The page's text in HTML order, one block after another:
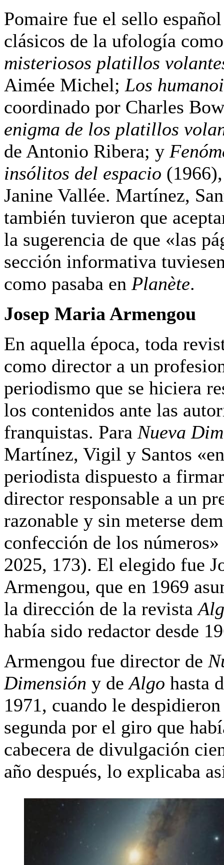
Pomaire fue el sello
clásicos de la ufología
misteriosos platillos
Aimée Michel; Los
coordinado por Charles
enigma de los platillos
de Antonio Ribera; y
insólitos del espacio
Janine Vallée. Martínez,
también tuvieron que
la sugerencia de que «las
sección informativa
como pasaba en Planète.
Josep Maria Armengou
En aquella época, toda
como director a un
periodismo que se hiciera
los contenidos ante las
franquistas. Para Nueva
Martínez, Vigil y Santos
periodista dispuesto a
director responsable a un
razonable y sin meterse
confección de los
2025, 173). El elegido fue
Armengou, que en 1969
la dirección de la revista
había sido redactor desde
Armengou fue director de
Dimensión y deAlgo hasta
1971, cuando le
segunda por el giro que
cabecera de divulgación
año después, lo explicaba